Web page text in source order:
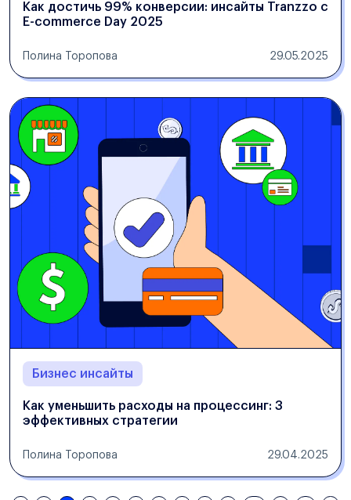
Как достичь 99% конверсии: инсайты Tranzzo с
E-commerce Day 2025
Полина Торопова 29.05.2025
Бизнес инсайты
Как уменьшить расходы на процессинг: 3
эффективных стратегии
Полина Торопова 29.04.2025